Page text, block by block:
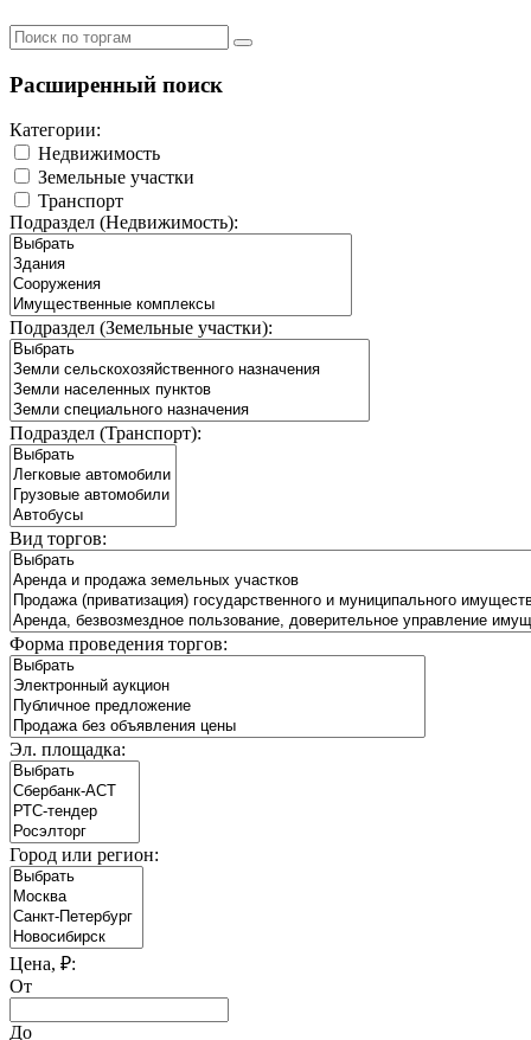
Расширенный поиск
Категории:
Недвижимость
Земельные участки
Транспорт
Подраздел (Недвижимость):
Подраздел (Земельные участки):
Подраздел (Транспорт):
Вид торгов:
Форма проведения торгов:
Эл. площадка:
Город или регион:
Цена, ₽:
От
До